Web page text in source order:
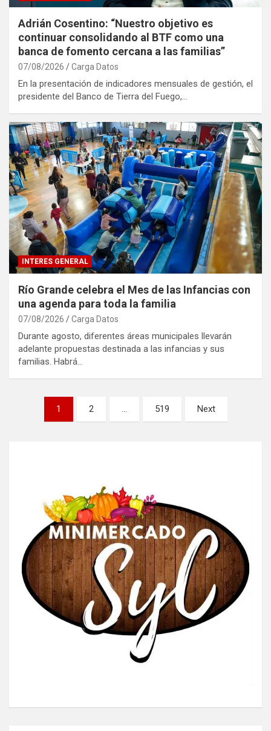
Adrián Cosentino: “Nuestro objetivo es
continuar consolidando al BTF como una
banca de fomento cercana a las familias”
07/08/2026 Carga Datos
En la presentación de indicadores mensuales de gestión, el
presidente del Banco de Tierra del Fuego,…
INTERES GENERAL
Río Grande celebra el Mes de las Infancias con
una agenda para toda la familia
07/08/2026 Carga Datos
Durante agosto, diferentes áreas municipales llevarán
adelante propuestas destinada a las infancias y sus
familias. Habrá…
Paginación
1 2 … 519 Next